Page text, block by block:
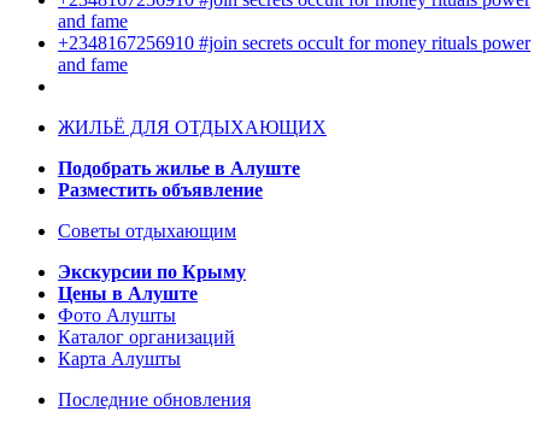
and fame
+2348167256910 #join secrets occult for money rituals power
and fame
ЖИЛЬЁ ДЛЯ ОТДЫХАЮЩИХ
Подобрать жилье в Алуште
Разместить объявление
Советы отдыхающим
Экскурсии по Крыму
Цены в Алуште
Фото Алушты
Каталог организаций
Карта Алушты
Последние обновления